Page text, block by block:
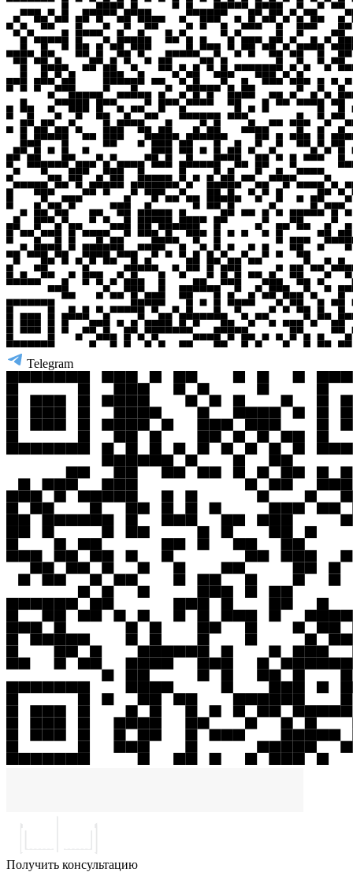
Telegram
Получить консультацию